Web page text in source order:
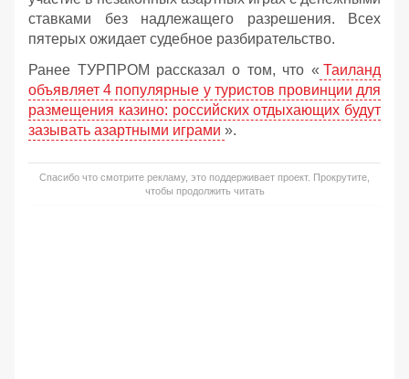
ставками без надлежащего разрешения. Всех
пятерых ожидает судебное разбирательство.
Ранее ТУРПРОМ рассказал о том, что « Таиланд
объявляет 4 популярные у туристов провинции для
размещения казино: российских отдыхающих будут
зазывать азартными играми ».
Спасибо что смотрите рекламу, это поддерживает проект. Прокрутите,
чтобы продолжить читать